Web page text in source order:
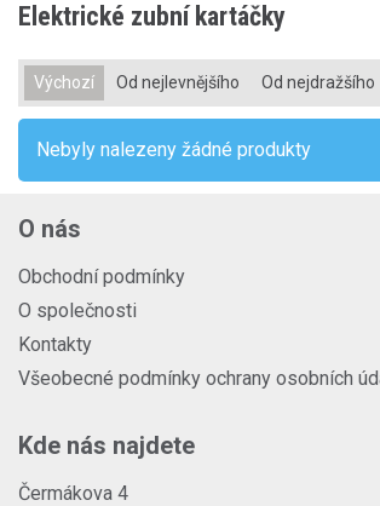
Elektrické zubní kartáčky
Výchozí Od nejlevnějšího Od nejdražšího
Nebyly nalezeny žádné produkty
O nás
Obchodní podmínky
O společnosti
Kontakty
Všeobecné podmínky ochrany osobních
Kde nás najdete
Čermákova 4